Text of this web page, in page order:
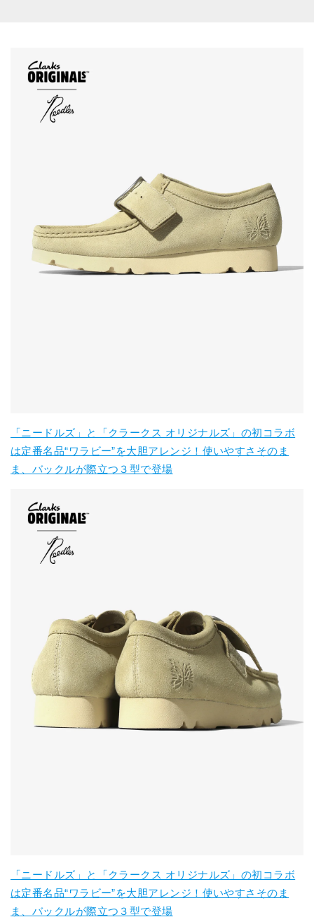
「ニードルズ」と「クラークス オリジナルズ」の初コラボ
は定番名品“ワラビー”を大胆アレンジ！使いやすさそのま
ま、バックルが際立つ３型で登場
「ニードルズ」と「クラークス オリジナルズ」の初コラボ
は定番名品“ワラビー”を大胆アレンジ！使いやすさそのま
ま、バックルが際立つ３型で登場